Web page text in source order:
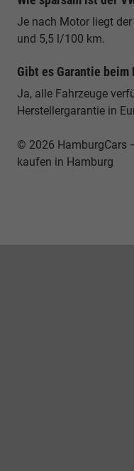
Je nach Motor liegt
und 5,5 l/100 km.
Gibt es Garantie beim
Ja, alle Fahrzeuge
Herstellergarantie in
© 2026 HamburgCars
kaufen in Hamburg